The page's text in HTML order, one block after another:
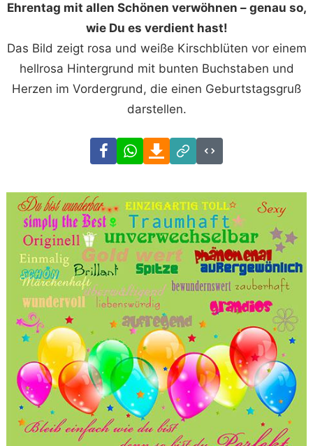
Ehrentag mit allen Schönen verwöhnen – genau so,
wie Du es verdient hast!
Das Bild zeigt rosa und weiße Kirschblüten vor einem
hellrosa Hintergrund mit bunten Buchstaben und
Herzen im Vordergrund, die einen Geburtstagsgruß
darstellen.
FacebookWhatsAppDownload
Link
Code